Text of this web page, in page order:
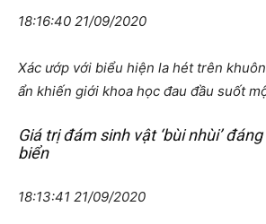
18:16:40 21/09/2020
Xác ướp với biểu hiện la hét trên
ẩn khiến giới khoa học đau đầu suốt
Giá trị đám sinh vật ‘bùi nhùi’
biển
18:13:41 21/09/2020